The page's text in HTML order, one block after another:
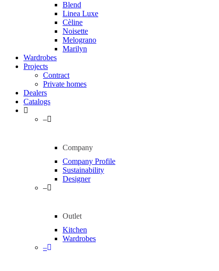
Blend
Linea Luxe
Cèline
Noisette
Melograno
Marilyn
Wardrobes
Projects
Contract
Private homes
Dealers
Catalogs
–
Company
Company Profile
Sustainability
Designer
–
Outlet
Kitchen
Wardrobes
–